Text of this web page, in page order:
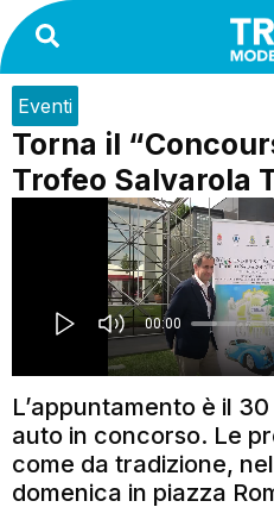
Eventi
Torna il
Trofeo Salvarola
L’appuntamento è il
auto in concorso. Le
come da tradizione,
domenica in piazza